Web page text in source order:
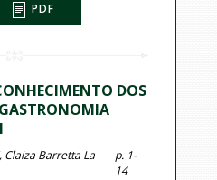
PDF
DOS
Claiza Barretta La
p. 1-
14